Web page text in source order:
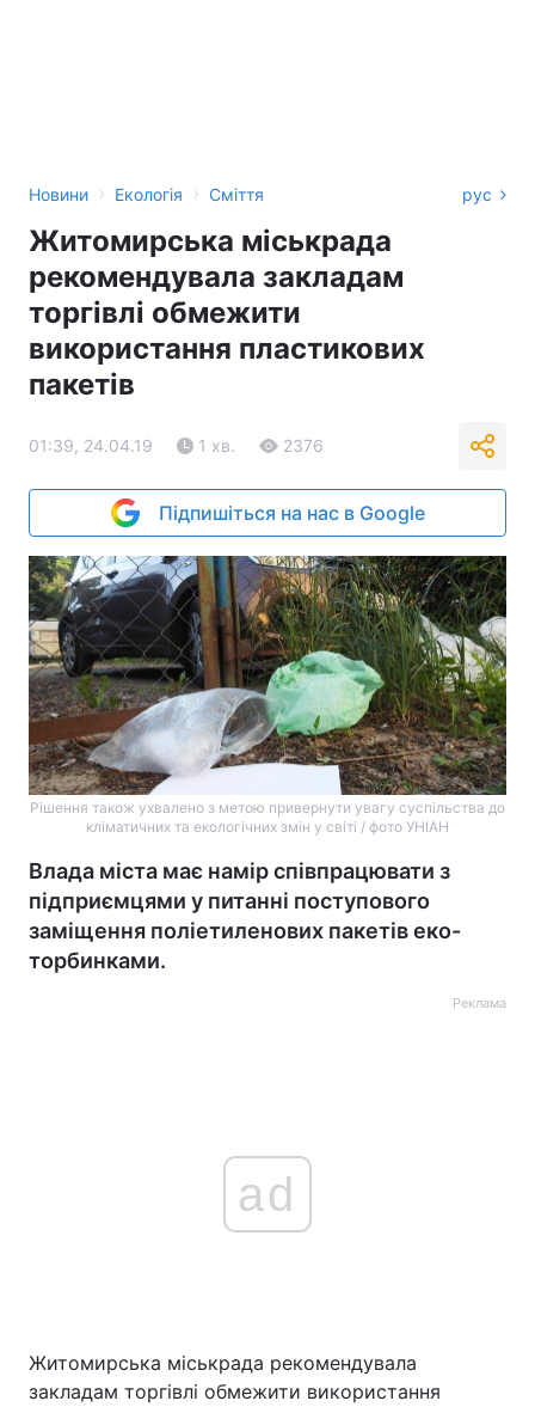
Новини › Екологія › Сміття рус
Житомирська міськрада
рекомендувала закладам
торгівлі обмежити
використання пластикових
пакетів
01:39, 24.04.19 1 хв. 2376
Підпишіться на нас в Google
Рішення також ухвалено з метою привернути увагу суспільства до
кліматичних та екологічних змін у світі / фото УНІАН
Влада міста має намір співпрацювати з
підприємцями у питанні поступового
заміщення поліетиленових пакетів еко-
торбинками.
Реклама
ad
Житомирська міськрада рекомендувала
закладам торгівлі обмежити використання